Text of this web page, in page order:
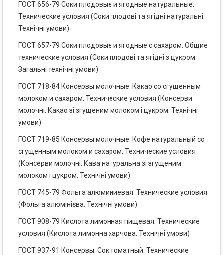
ГОСТ 656-79 Соки плодовые и ягодные натуральные.
Технические условия (Соки плодові та ягідні натуральні.
Технічні умови)
ГОСТ 657-79 Соки плодовые и ягодные с сахаром. Общие
технические условия (Соки плодові та ягідні з цукром.
Загальні технічні умови)
ГОСТ 718-84 Консервы молочные. Какао со сгущенным
молоком и сахаром. Технические условия (Консерви
молочні. Какао зі згущеним молоком і цукром. Технічні
умови)
ГОСТ 719-85 Консервы молочные. Кофе натуральный со
сгущенным молоком и сахаром. Технические условия
(Консерви молочні. Кава натуральна зі згущеним
молоком і цукром. Технічні умови)
ГОСТ 745-79 Фольга алюминиевая. Технические условия
(Фольга алюмінієва. Технічні умови)
ГОСТ 908-79 Кислота лимонная пищевая. Технические
условия (Кислота лимонна харчова. Технічні умови)
ГОСТ 937-91 Консервы. Сок томатный. Технические